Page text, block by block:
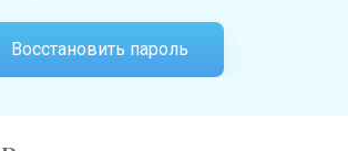
Восстановить пароль